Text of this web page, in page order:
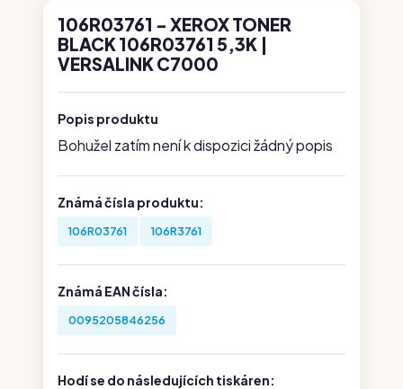
106R03761 - XEROX TONER
BLACK 106R03761 5,3K |
VERSALINK C7000
Popis produktu
Bohužel zatím není k dispozici žádný popis
Známá čísla produktu:
106R03761 106R3761
Známá EAN čísla:
0095205846256
Hodí se do následujících tiskáren: